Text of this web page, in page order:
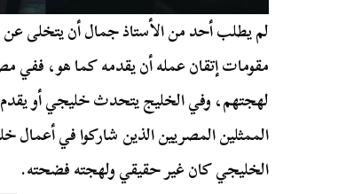
لم يطلب أحد من الأستاذ جمال أن يتخلى عن
مقومات إتقان عمله أن يقدمه كما هو،
لهجتهم، وفي الخليج يتحدث خليجي أو يقدم
الممثلين المصريين الذين شاركوا في أعمال
الخليجي كان غير حقيقي ولهجته فضحته.